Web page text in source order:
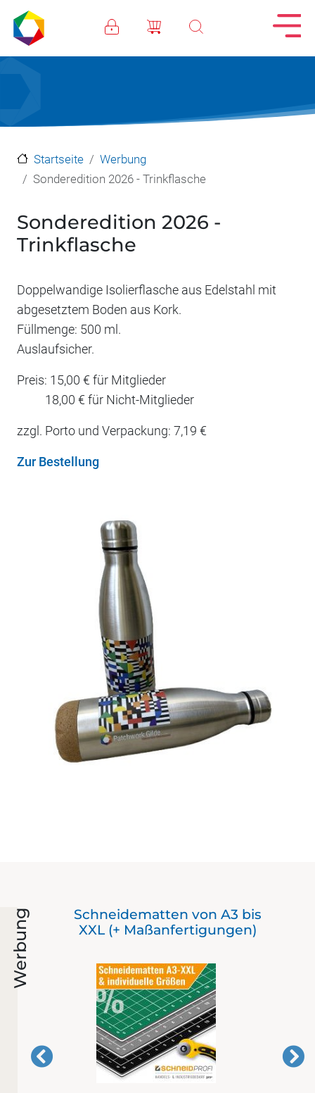
Direkt zum Inhalt
Startseite
Werbung
Sonderedition 2026 - Trinkflasche
Sonderedition 2026 -
Trinkflasche
Doppelwandige Isolierflasche aus Edelstahl mit
abgesetztem Boden aus Kork.
Füllmenge: 500 ml.
Auslaufsicher.
Preis: 15,00 € für Mitglieder
18,00 € für Nicht-Mitglieder
zzgl. Porto und Verpackung: 7,19 €
Zur Bestellung
Werbung
Schneidematten von A3 bis
XXL (+ Maßanfertigungen)